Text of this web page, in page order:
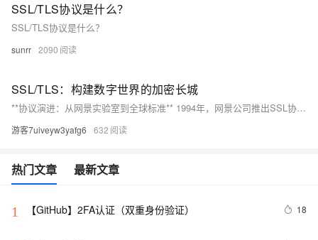
SSL/TLS协议是什么？
SSL/TLS协议是什么？
sunrr 2090
SSL/TLS：构建数字世界的加密长城
**协议演进：从网景实验室到全球标准** 1994年，网景公司推出SSL协议，首次实现40位密钥加密传输，开启网络安全新纪元。此后，SSL 3.0、TLS 1.0相继问世，至2018年TLS 1.3将握手速度提升60%，强制前向加密确保历史会话安全。TLS协议通过非对称加密、对称加密和证书信任链等多层架构保障通信安全。2014年POODLE漏洞促使全行业禁用SSL 3.0，催生防降级机制。
游客7uiveyw3yafg6 632
热门文章 最新文章
1 【GitHub】2FA认证（双重身份验证） 18